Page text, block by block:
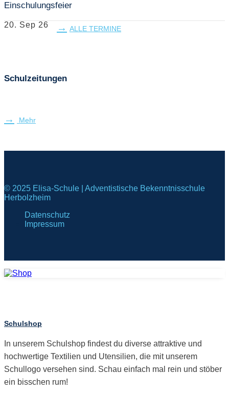
Einschulungsfeier
20. Sep 26 ALLE TERMINE
Schulzeitungen
Mehr
© 2025 Elisa-Schule | Adventistische Bekenntnisschule
Herbolzheim
Datenschutz
Impressum
Schulshop
In unserem Schulshop findest du diverse attraktive und
hochwertige Textilien und Utensilien, die mit unserem
Schullogo versehen sind. Schau einfach mal rein und stöber
ein bisschen rum!